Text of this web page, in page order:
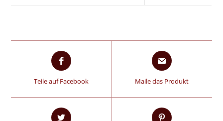
Teile auf Facebook Maile das Produkt